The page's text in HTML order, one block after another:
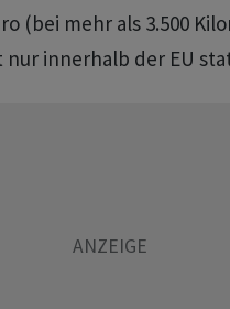
(bei mehr als 3.500
nur innerhalb der EU